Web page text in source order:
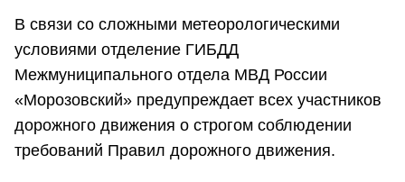
В связи со сложными метеорологическими
условиями отделение ГИБДД
Межмуниципального отдела МВД России
«Морозовский» предупреждает всех участников
дорожного движения о строгом соблюдении
требований Правил дорожного движения.